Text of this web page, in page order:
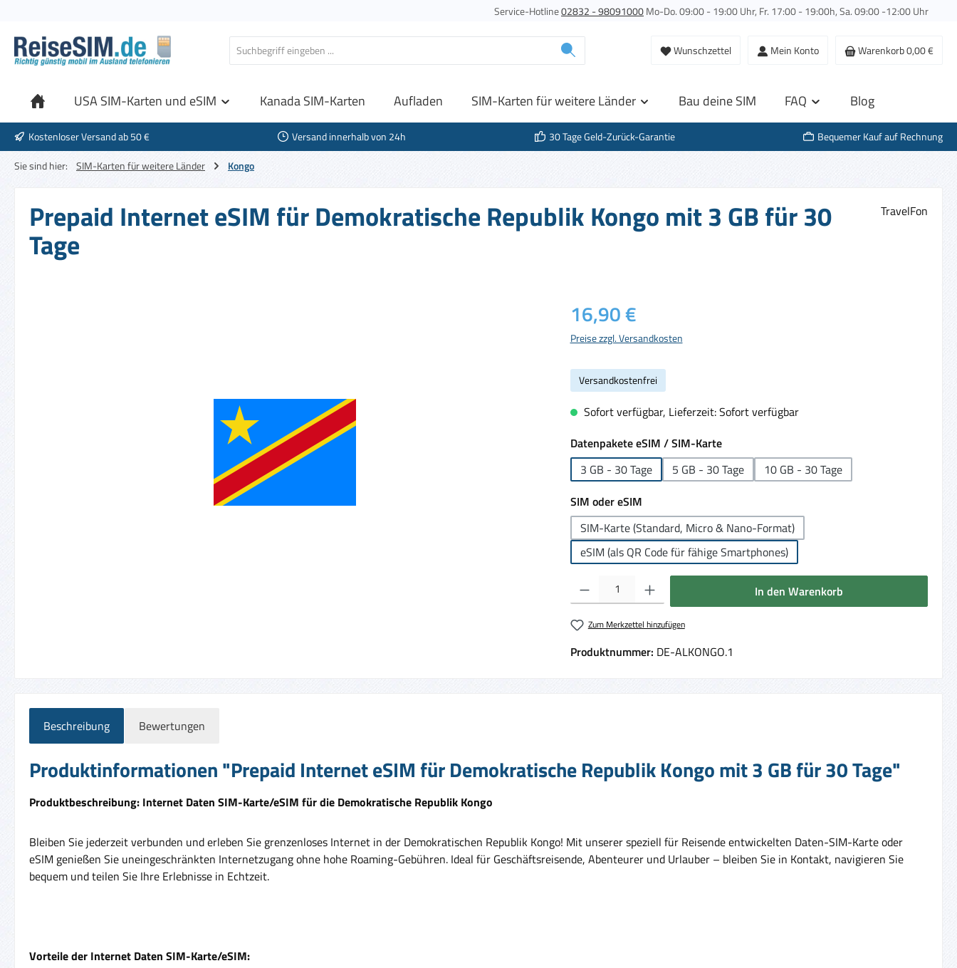
Service-Hotline02832 - 98091000Mo-Do. 09:00 - 19:00 Uhr, Fr. 17:00 - 19:00h, Sa. 09:00 -12:00 Uhr
Wunschzettel Mein Konto Warenkorb0,00 €
USA SIM-Karten und eSIM Kanada SIM-Karten Aufladen SIM-Karten für weitere Länder Bau deine SIM FAQ Blog
Kostenloser Versand ab 50 € Versand innerhalb von 24h 30 Tage Geld-Zurück-Garantie
Bequemer Kauf auf Rechnung
Sie sind hier:
SIM-Karten für weitere Länder Kongo
Prepaid Internet eSIM für Demokratische Republik Kongo mit 3 GB für 30
Tage
TravelFon
Regulärer Preis:
16,90 €
Preise zzgl. Versandkosten
Versandkostenfrei
Sofort verfügbar, Lieferzeit: Sofort verfügbar
Datenpakete eSIM / SIM-Karteauswählen
3 GB - 30 Tage
5 GB - 30 Tage
10 GB - 30 Tage
SIM oder eSIMauswählen
SIM-Karte (Standard, Micro & Nano-Format)
eSIM (als QR Code für fähige Smartphones)
Produkt Anzahl: Gib den gewünschten Wert ein oder benutze die Schaltflächen um die
In den Warenkorb
Zum Merkzettel hinzufügen
Produktnummer: DE-ALKONGO.1
Beschreibung Bewertungen
Produktinformationen "Prepaid Internet eSIM für Demokratische Republik Kongo mit 3 GB für 30 Tage"
Produktbeschreibung: Internet Daten SIM-Karte/eSIM für die Demokratische Republik Kongo
Bleiben Sie jederzeit verbunden und erleben Sie grenzenloses Internet in der Demokratischen Republik Kongo! Mit unserer speziell für Reisende entwickelten Daten-SIM-Karte oder
eSIM genießen Sie uneingeschränkten Internetzugang ohne hohe Roaming-Gebühren. Ideal für Geschäftsreisende, Abenteurer und Urlauber – bleiben Sie in Kontakt, navigieren Sie
bequem und teilen Sie Ihre Erlebnisse in Echtzeit.
Vorteile der Internet Daten SIM-Karte/eSIM: